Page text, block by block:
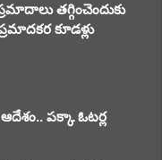
తగ్గించెందుకు
కూడళ్లు
పక్కా ఓటర్ల